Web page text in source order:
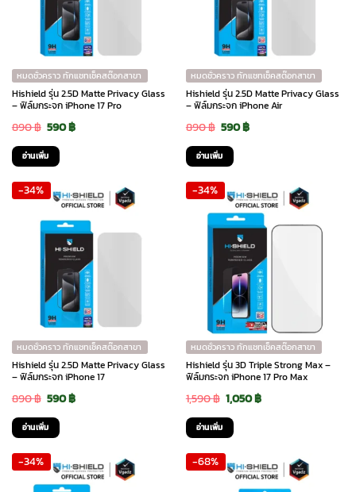
หมดชั่วคราว ทักแชทเช็คสต๊อกสาขา
Hishield รุ่น 2.5D Matte Privacy Glass
– ฟิล์มกระจก iPhone 17 Pro
890฿ Original
price
was:
890 ฿.
590฿Current
590 ฿.
อ่านเพิ่ม
หมดชั่วคราว ทักแชทเช็คสต๊อกสาขา
Hishield รุ่น 2.5D Matte Privacy Glass
– ฟิล์มกระจก iPhone Air
890฿ Original
price
was:
890 ฿.
590฿Current
590 ฿.
อ่านเพิ่ม
-34%
หมดชั่วคราว ทักแชทเช็คสต๊อกสาขา
Hishield รุ่น 2.5D Matte Privacy Glass
– ฟิล์มกระจก iPhone 17
890฿ Original
price
was:
890 ฿.
590฿Current
590 ฿.
อ่านเพิ่ม
-34%
หมดชั่วคราว ทักแชทเช็คสต๊อกสาขา
Hishield รุ่น 3D Triple Strong Max –
ฟิล์มกระจก iPhone 17 Pro Max
1,590฿ Original
price
was:
1,590 ฿.
1,050฿Current
1,050 ฿.
อ่านเพิ่ม
-34% -68%